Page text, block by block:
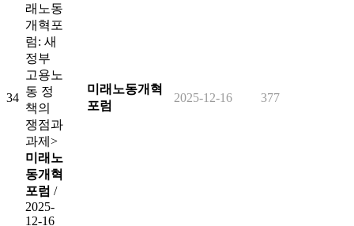
34
래노동
개혁포
럼: 새
정부
고용노
동 정
책의
쟁점과
과제>
미래노
동개혁
포럼 /
2025-
12-16
미래노동개혁
포럼
2025-12-16 377